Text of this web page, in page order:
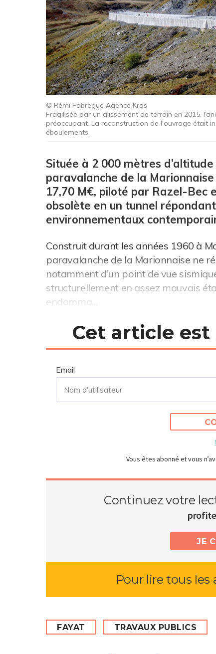
© Rémi Fabregue Agence Kros
Fragilisée par un glissement de terrain en 2015,
préoccupant. La reconstruction de l'ouvrage était
éboulements.
Située à 2 000 mètres
paravalanche de la
17,70 M€, piloté par Razel-
obsolète en un tunnel
environnementaux
Construit durant les années 1960 à
paravalanche de la Marionnaise ne
notamment d’un point de vue
structurellement en assez mauvais
endomma...
Cet article est
Email
Vous êtes abonné et vous
Continuez votre
JE
Pour lire tous les
FAYAT TRAVAUX PUBLICS